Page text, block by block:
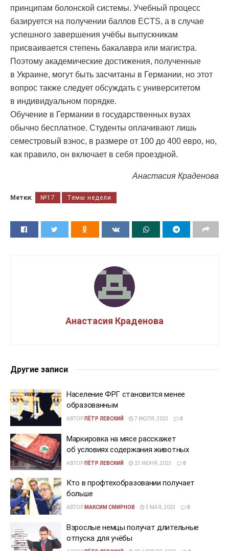
принципам болонской системы. Учебный процесс
базируется на получении баллов ECTS, а в случае
успешного завершения учёбы выпускникам
присваивается степень бакалавра или магистра.
Поэтому академические достижения, полученные
в Украине, могут быть засчитаны в Германии, но этот
вопрос также следует обсуждать с университетом
в индивидуальном порядке.
Обучение в Германии в государственных вузах
обычно бесплатное. Студенты оплачивают лишь
семестровый взнос, в размере от 100 до 400 евро, но,
как правило, он включает в себя проездной.
Анастасия Краденова
Метки: №17 Темы недели
Анастасия Краденова
Другие записи
Население ФРГ становится менее
образованным
АВТОР ПЁТР ЛЕВСКИЙ 7 ИЮЛЯ, 2023 0
Маркировка на мясе расскажет
об условиях содержания животных
АВТОР ПЁТР ЛЕВСКИЙ 23 ИЮНЯ, 2023 0
Кто в профтехобразовании получает
больше
АВТОР МАКСИМ СМИРНОВ 5 МАЯ, 2023 0
Взрослые немцы получат длительные
отпуска для учёбы